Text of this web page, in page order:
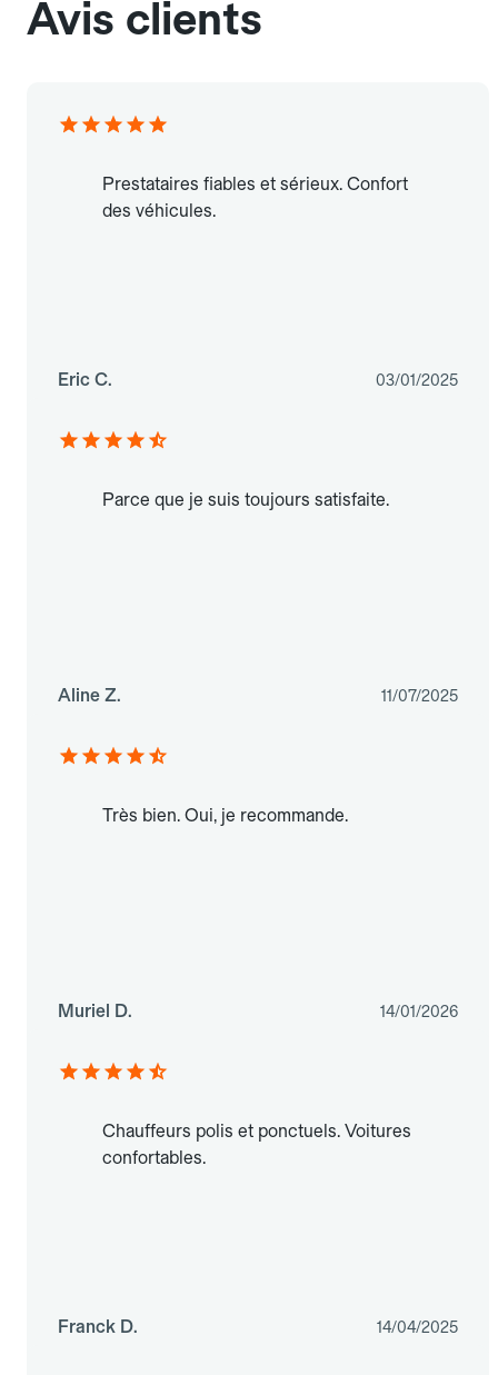
Avis clients
Prestataires fiables et sérieux. Confort
des véhicules.
Eric C. 03/01/2025
Parce que je suis toujours satisfaite.
Aline Z. 11/07/2025
Très bien. Oui, je recommande.
Muriel D. 14/01/2026
Chauffeurs polis et ponctuels. Voitures
confortables.
Franck D. 14/04/2025